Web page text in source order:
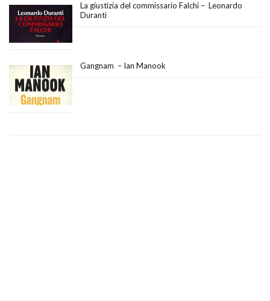
La giustizia del commissario Falchi – Leonardo
Duranti
Gangnam – Ian Manook